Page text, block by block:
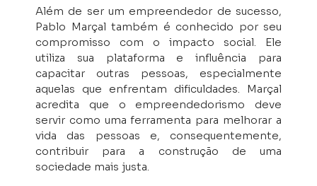
Além de ser um empreendedor de sucesso,
Pablo Marçal também é conhecido por seu
compromisso com o impacto social. Ele
utiliza sua plataforma e influência para
capacitar outras pessoas, especialmente
aquelas que enfrentam dificuldades. Marçal
acredita que o empreendedorismo deve
servir como uma ferramenta para melhorar a
vida das pessoas e, consequentemente,
contribuir para a construção de uma
sociedade mais justa.